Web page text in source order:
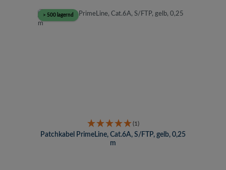
> 500 lagernd
(1)
Patchkabel PrimeLine, Cat.6A, S/FTP, gelb, 0,25
m